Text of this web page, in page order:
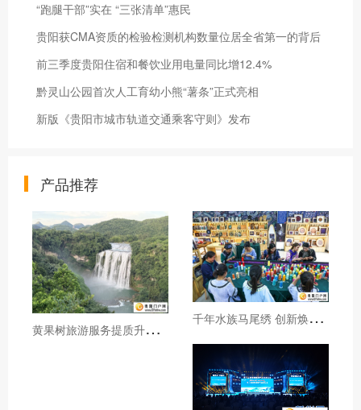
“跑腿干部”实在 “三张清单”惠民
贵阳获CMA资质的检验检测机构数量位居全省第一的背后
前三季度贵阳住宿和餐饮业用电量同比增12.4%
黔灵山公园首次人工育幼小熊“薯条”正式亮相
新版《贵阳市城市轨道交通乘客守则》发布
产品推荐
黄
果树旅游服务提质升级暖心护航游客行程 千
年水族马尾绣 创新焕发新生机